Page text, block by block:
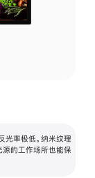
光率极低。纳米纹理
源的工作场所也能保